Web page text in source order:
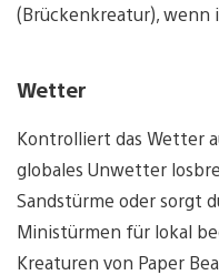
(Brückenkreatur), wenn
Wetter
Kontrolliert das Wetter
globales Unwetter
Sandstürme oder sorgt
Ministürmen für lokal
Kreaturen von Paper